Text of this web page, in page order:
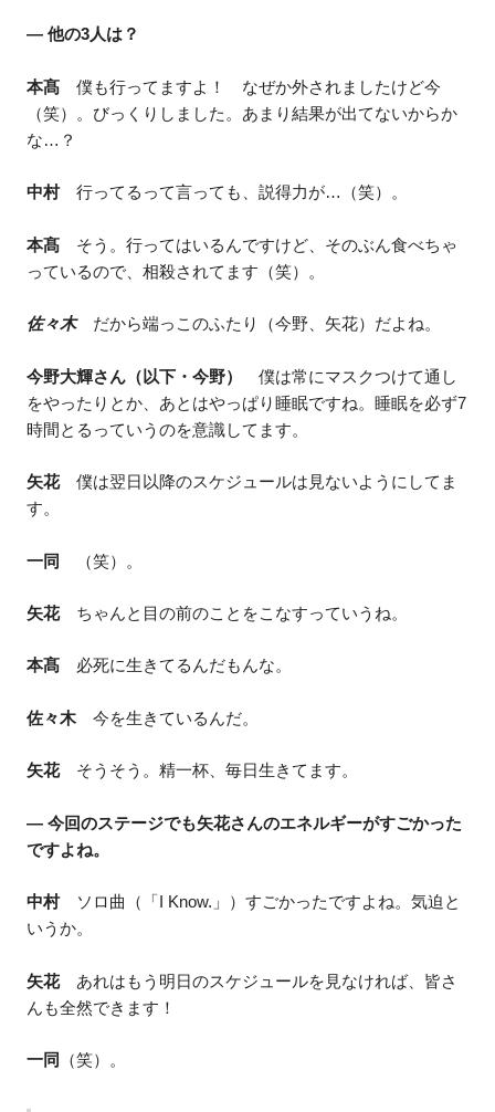
― 他の3人は？
本髙 僕も行ってますよ！ なぜか外されましたけど今
（笑）。びっくりしました。あまり結果が出てないからか
な…？
中村行ってるって言っても、説得力が…（笑）。
本髙 そう。行ってはいるんですけど、そのぶん食べちゃ
っているので、相殺されてます（笑）。
佐々木だから端っこのふたり（今野、矢花）だよね。
今野大輝さん（以下・今野）
僕は常にマスクつけて通し
をやったりとか、あとはやっぱり睡眠ですね。睡眠を必ず7
時間とるっていうのを意識してます。
矢花僕は翌日以降のスケジュールは見ないようにしてま
す。
一同 （笑）。
矢花ちゃんと目の前のことをこなすっていうね。
本髙 必死に生きてるんだもんな。
佐々木今を生きているんだ。
矢花そうそう。精一杯、毎日生きてます。
― 今回のステージでも矢花さんのエネルギーがすごかった
ですよね。
中村ソロ曲（「I Know.」）すごかったですよね。気迫と
いうか。
矢花あれはもう明日のスケジュールを見なければ、皆さ
んも全然できます！
一同 （笑）。